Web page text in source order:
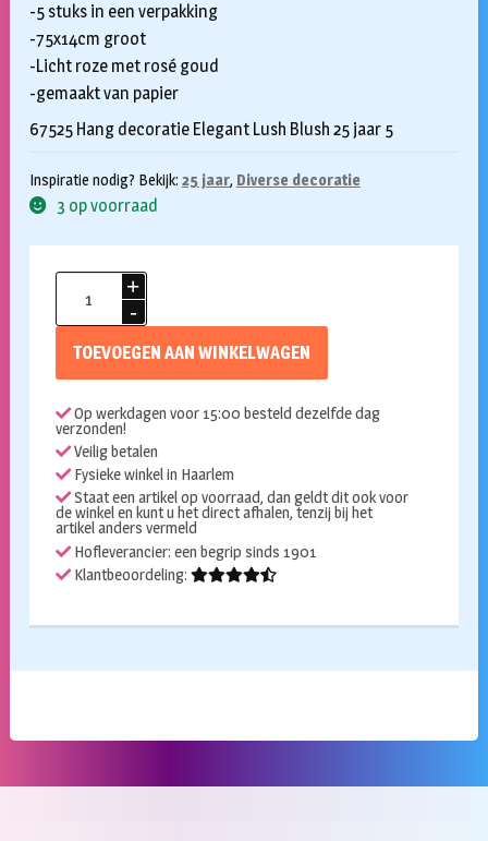
-5 stuks in een verpakking
-75x14cm groot
-Licht roze met rosé goud
-gemaakt van papier
67525 Hang decoratie Elegant Lush Blush 25 jaar 5
Inspiratie nodig? Bekijk: 25 jaar, Diverse decoratie
3 op voorraad
Hangdecoratie
Elegant
jaar
5st
aantal
TOEVOEGEN AAN WINKELWAGEN
Op werkdagen voor 15:00 besteld dezelfde dag
verzonden!
Veilig betalen
Fysieke winkel in Haarlem
Staat een artikel op voorraad, dan geldt dit ook voor
de winkel en kunt u het direct afhalen, tenzij bij het
artikel anders vermeld
Hofleverancier: een begrip sinds 1901
Klantbeoordeling: